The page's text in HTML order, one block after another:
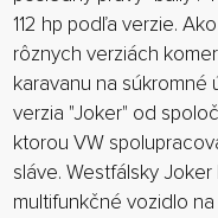
112 hp podľa verzie.
rôznych verziách
karavanu na súkromné
verzia "Joker" od
ktorou VW
sláve. Westfálsky
multifunkčné vozidlo